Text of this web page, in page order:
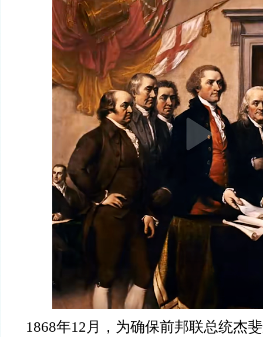
1868年12月，为确保前邦联总统杰